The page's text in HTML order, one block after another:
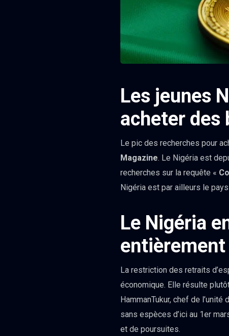
Les jeunes
acheter des
Le pic des recherches pour
Magazine. Le Nigéria est
recherches sur la requête «
Nigéria est par ailleurs le
Le Nigéria
La restriction des retraits
économique. Elle résulte
HammanTukur, chef de
sans espèces d’ici au 1er
et de poursuites.